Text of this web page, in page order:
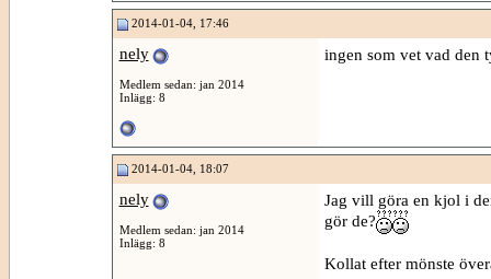
2014-01-04, 17:46
nely
Medlem sedan: jan 2014
Inlägg: 8
ingen som vet vad den
2014-01-04, 18:07
nely
Medlem sedan: jan 2014
Inlägg: 8
Jag vill göra en kjol i
gör de?
Kollat efter mönste